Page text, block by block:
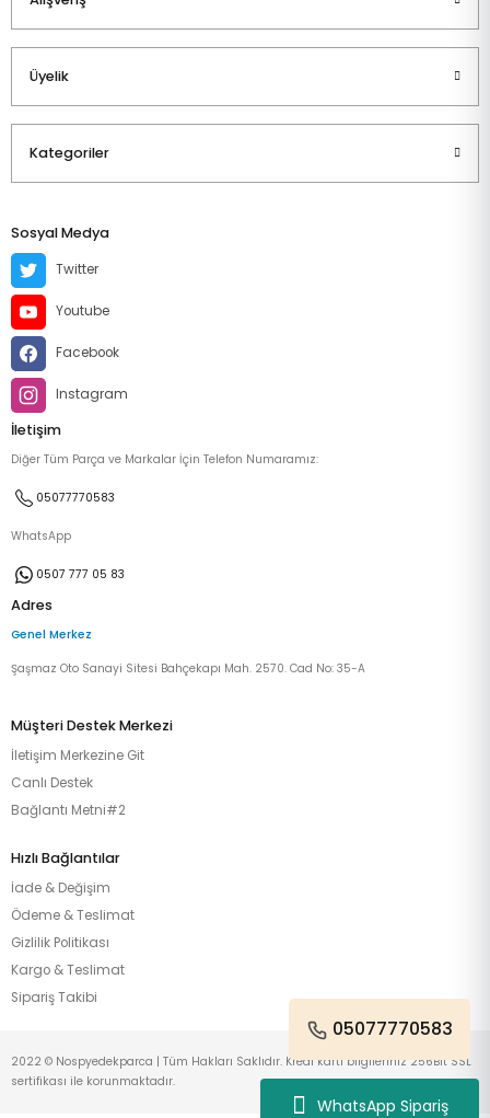
WhatsApp Sipariş
Üyelik
Kategoriler
Sosyal Medya
Twitter
Youtube
Facebook
Instagram
İletişim
Diğer Tüm Parça ve Markalar İçin Telefon Numaramız:
05077770583
WhatsApp
0507 777 05 83
Adres
Genel Merkez
Şaşmaz Oto Sanayi Sitesi Bahçekapı Mah. 2570. Cad No: 35-A
Müşteri Destek Merkezi
İletişim Merkezine Git
Canlı Destek
Bağlantı Metni#2
Hızlı Bağlantılar
İade & Değişim
Ödeme & Teslimat
Gizlilik Politikası
Kargo & Teslimat
Sipariş Takibi
05077770583
2022 © Nospyedekparca | Tüm Hakları Saklıdır. Kredi kartı bilgileriniz 256Bit SSL
sertifikası ile korunmaktadır.